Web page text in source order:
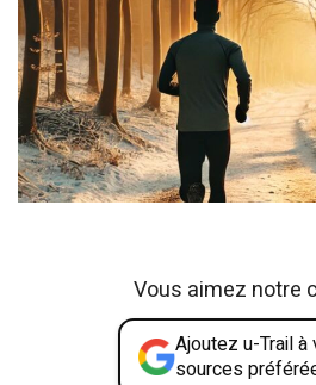
Vous aimez notre
Ajoutez u-Trail à
sources